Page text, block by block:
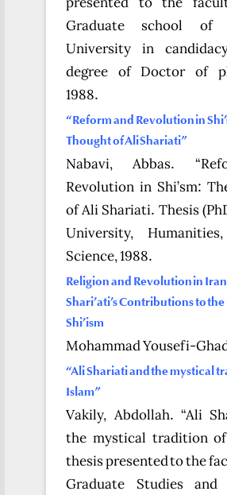
Graduate school of
University in
degree of Doctor of
1988.
“Reform and Revolution in
Thought of Ali Shariati”
Nabavi, Abbas.
Revolution in Shi’sm:
of Ali Shariati. Thesis
University,
Science, 1988.
Religion and Revolution in
Shari’ati’s Contributions to
Shi’ism
Mohammad Yousefi-
“Ali Shariati and the mystical
Islam”
Vakily, Abdollah. “Ali
the mystical tradition
thesis presented to the
Graduate Studies and